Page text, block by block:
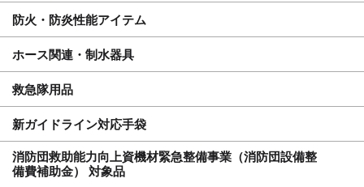
防火・防炎性能アイテム
ホース関連・制水器具
救急隊用品
新ガイドライン対応手袋
消防団救助能力向上資機材緊急整備事業（消防団設備整
備費補助金） 対象品